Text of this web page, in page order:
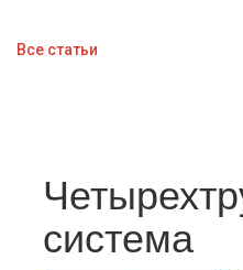
Все статьи
система